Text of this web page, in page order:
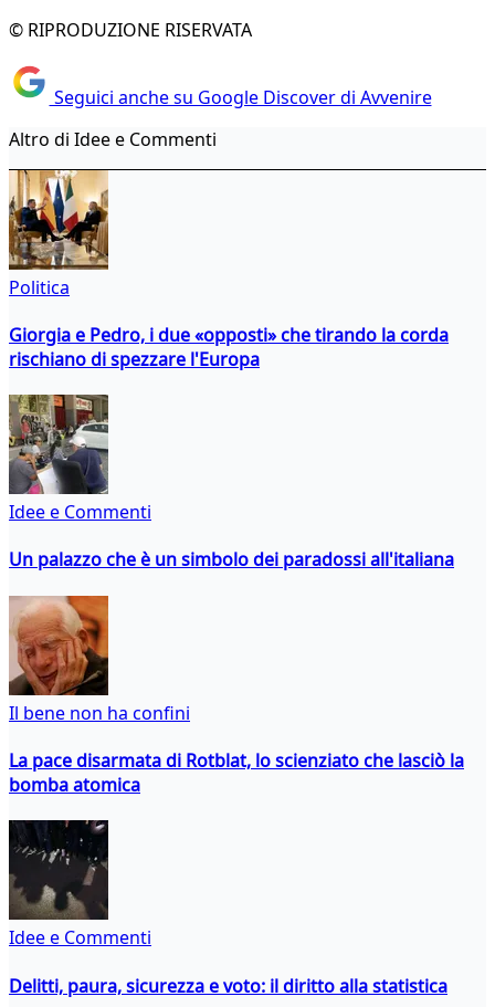
© RIPRODUZIONE RISERVATA
Seguici anche su Google Discover di Avvenire
Altro di Idee e Commenti
Politica
Giorgia e Pedro, i due «opposti» che tirando la corda
rischiano di spezzare l'Europa
Idee e Commenti
Un palazzo che è un simbolo dei paradossi all'italiana
Il bene non ha confini
La pace disarmata di Rotblat, lo scienziato che lasciò la
bomba atomica
Idee e Commenti
Delitti, paura, sicurezza e voto: il diritto alla statistica